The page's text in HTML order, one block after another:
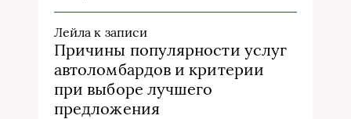
Лейла к записи
Причины популярности услуг
автоломбардов и критерии
при выборе лучшего
предложения